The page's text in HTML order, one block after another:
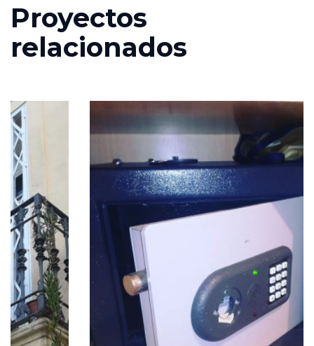
Proyectos
relacionados